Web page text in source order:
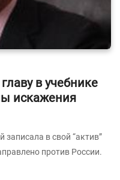
в учебнике
искажения
в свой “актив”
против России.